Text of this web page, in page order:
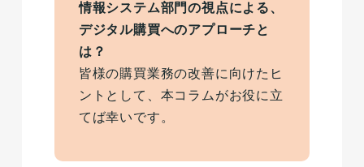
情報システム部門の視点による、
デジタル購買へのアプローチと
は？
皆様の購買業務の改善に向けたヒ
ントとして、本コラムがお役に立
てば幸いです。